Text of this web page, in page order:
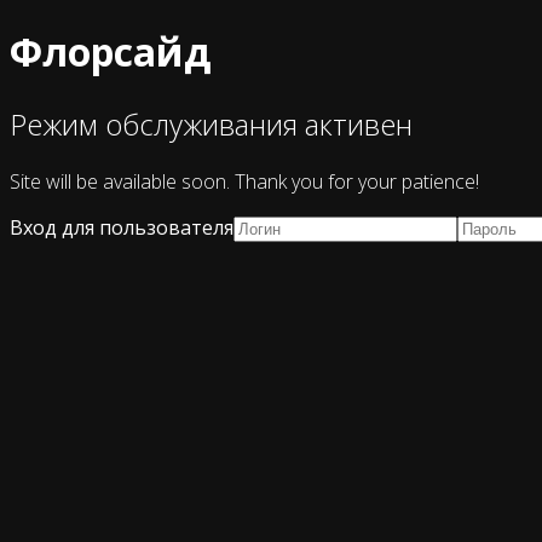
Флорсайд
Режим обслуживания активен
Site will be available soon. Thank you for your patience!
Вход для пользователя